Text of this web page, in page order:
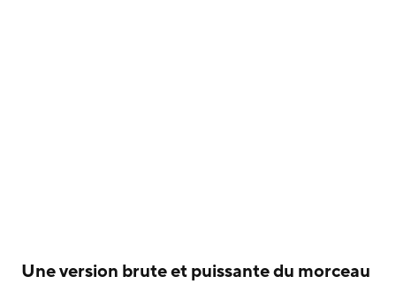
Une version brute et puissante du morceau